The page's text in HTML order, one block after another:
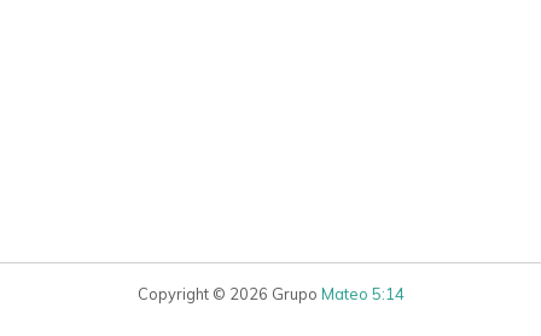
Copyright © 2026 Grupo Mateo 5:14